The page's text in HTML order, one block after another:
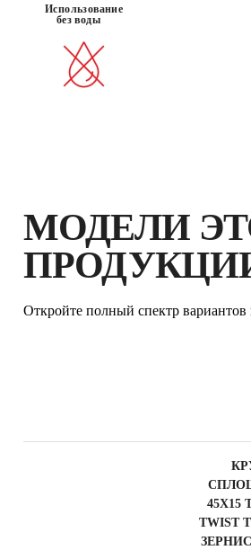
Использование
без воды
МОДЕЛИ
Откройте полный спектр
45X15
TWIST